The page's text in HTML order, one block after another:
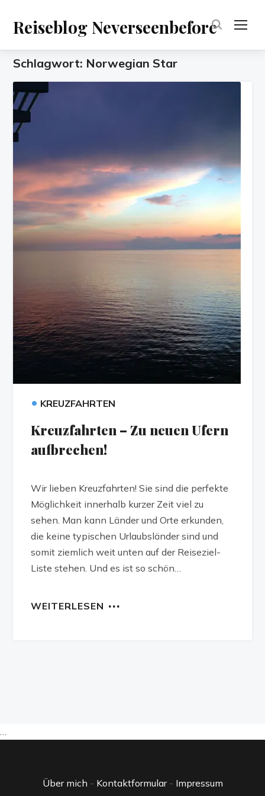
Reiseblog Neverseenbefore
Schlagwort: Norwegian Star
• KREUZFAHRTEN
Kreuzfahrten – Zu neuen Ufern
aufbrechen!
Wir lieben Kreuzfahrten! Sie sind die perfekte
Möglichkeit innerhalb kurzer Zeit viel zu
sehen. Man kann Länder und Orte erkunden,
die keine typischen Urlaubsländer sind und
somit ziemlich weit unten auf der Reiseziel-
Liste stehen. Und es ist so schön…
WEITERLESEN
…
Über mich - Kontaktformular- Impressum